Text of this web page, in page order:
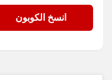
SJA14انسخ الكوبون